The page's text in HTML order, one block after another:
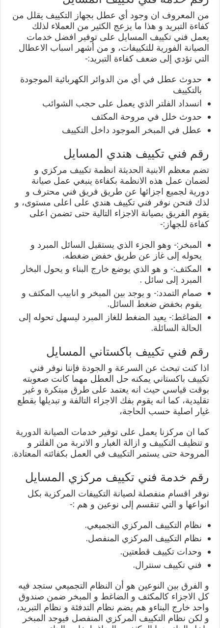
من المعروف ان وجود أي عطل بجهاز التكييف يقلل من
كفاءة التبريد و هذا ما يزعج الكثير من العملاء لذلك
يعمل فني تكييف المسايل على توفير افضل خدمات
الصيانة الفورية للتكييفات، و من أشهر اسباب الاعطال
التي تؤدي إلى ضعف كفاءة التبريد:-
حدوث عطل في أي من الدوائر الكهربائية الموجودة
بالتكييف
انسداد الفلتر الذي يعمل على حجب الشوائب
حدوث خلل في مروحة المكثف
عطل في المبخر الموجود داخل التكييف
رقم فني تكييف هندي المسايل
تضم معظم الابنية الحديثة انظمة تكييف مركزي و
لضمان عمل هذه الانظمة بكفاءة ينبغي عمل صيانة
دورية لجميع اجزائها عن طريق فريق فني محترف و
لذك فنحن نوفر فني تكييف هندي على اعلى مستوى، و
يقوم الفريق بصيانة الاجزاء التالية حتى تضمن اعلى
كفاءة للجهاز:-
المبخر:- وهو الجزء الذي يستقبل السائل المبرد و
يحوله إلى غاز عن طريق خفض ضغطه.
المكثف:- و هو الذي يوضع خارج البناء و يحول البخار
المبرد إلى سائل .
صمام التمدد:- و يوجد بين المبخر و انابيب المكثف و
يقوم بخفض ضغط السائل.
الضاغط:- يعيد الضغط للغاز المبرد ليسهل تحوله إلى
الحالة السائلة.
رقم فني تكييف باكستاني المسايل
اذا كنت تبحث عن السرعة و الجودة فإننا نوفر فني
تكييف باكستاني يمكنه حل العطل مهما كانت صعوبته
بوقت قياسي حيث انه يعتمد على طرق مبتكرة و غير
تقليدية، كما انه يقوم بفك الاجزاء التالفة و تبديلها بقطع
غيار اصلية حسب الحاجة،
كما ان مركزنا يعمل على توفير خدمات الصيانة الدورية
و تنظيف التكييف و ازالة الغبار و الاتربة من الفلتر و
المروحة حتى يستمر التكييف في العمل بكفائته المعتادة.
رقم خدمة فني تكييف مركزي المسايل
نوفر اقسام منفصلة لصيانة التكييفات المركزية بكل
انواعها و التي تنقسم إلى نوعين و هم :-
نظام التكييف المركزي التجميعي.
نظام التكييف المركزي المنفصل.
وحدات تكييف قطعتين.
فني تكييف سنترال.
و الفرق بين النوعين هو أن النظام التجميعي ستجد فيه
كل الاجزاء كالمكثف و الضاغط و المبخر ضمن صندوق
واحد خارج البناءو هم يضم نظام التدفئة و نظام التبريد،
و لكن نظام التكييف المركزي المنفصل فيوجد المبخر